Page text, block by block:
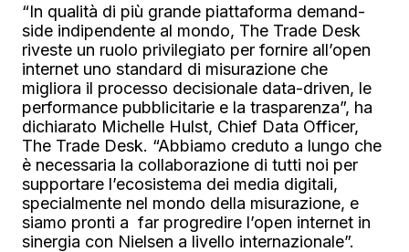
“In qualità di più grande piattaforma demand-
side indipendente al mondo, The Trade Desk
riveste un ruolo privilegiato per fornire all’open
internet uno standard di misurazione che
migliora il processo decisionale data-driven, le
performance pubblicitarie e la trasparenza”, ha
dichiarato Michelle Hulst, Chief Data Officer,
The Trade Desk. “Abbiamo creduto a lungo che
è necessaria la collaborazione di tutti noi per
supportare l’ecosistema dei media digitali,
specialmente nel mondo della misurazione, e
siamo pronti a far progredire l’open internet in
sinergia con Nielsen a livello internazionale”.